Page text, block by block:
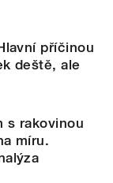
příčinou
deště, ale
s rakovinou
míru.